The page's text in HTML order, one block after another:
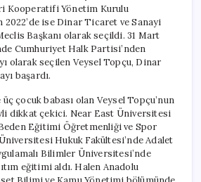
Kooperatifi Yönetim Kurulu
2022’de ise Dinar Ticaret ve Sanayi
Başkanı olarak seçildi. 31 Mart
Cumhuriyet Halk Partisi’nden
olarak seçilen Veysel Topçu, Dinar
başardı.
çocuk babası olan Veysel Topçu’nun
dikkat çekici. Near East Üniversitesi
Eğitimi Öğretmenliği ve Spor
Hukuk Fakültesi’nde Adalet
Bilimler Üniversitesi’nde
eğitimi aldı. Halen Anadolu